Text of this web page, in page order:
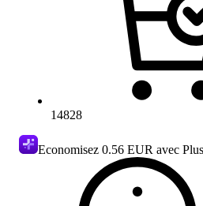
14828
Economisez 0.56 EUR avec